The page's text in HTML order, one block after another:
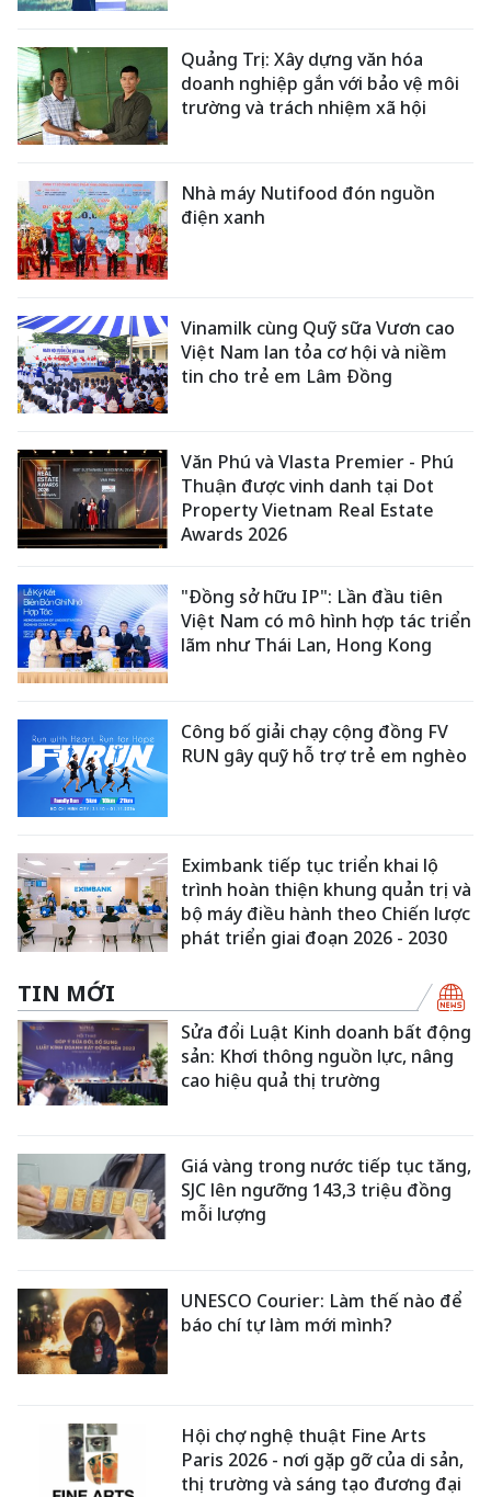
Quảng Trị: Xây dựng văn hóa
doanh nghiệp gắn với bảo vệ môi
trường và trách nhiệm xã hội
Nhà máy Nutifood đón nguồn
điện xanh
Vinamilk cùng Quỹ sữa Vươn cao
Việt Nam lan tỏa cơ hội và niềm
tin cho trẻ em Lâm Đồng
Văn Phú và Vlasta Premier - Phú
Thuận được vinh danh tại Dot
Property Vietnam Real Estate
Awards 2026
"Đồng sở hữu IP": Lần đầu tiên
Việt Nam có mô hình hợp tác triển
lãm như Thái Lan, Hong Kong
Công bố giải chạy cộng đồng FV
RUN gây quỹ hỗ trợ trẻ em nghèo
Eximbank tiếp tục triển khai lộ
trình hoàn thiện khung quản trị và
bộ máy điều hành theo Chiến lược
phát triển giai đoạn 2026 - 2030
TIN MỚI
Sửa đổi Luật Kinh doanh bất động
sản: Khơi thông nguồn lực, nâng
cao hiệu quả thị trường
Giá vàng trong nước tiếp tục tăng,
SJC lên ngưỡng 143,3 triệu đồng
mỗi lượng
UNESCO Courier: Làm thế nào để
báo chí tự làm mới mình?
Hội chợ nghệ thuật Fine Arts
Paris 2026 - nơi gặp gỡ của di sản,
thị trường và sáng tạo đương đại